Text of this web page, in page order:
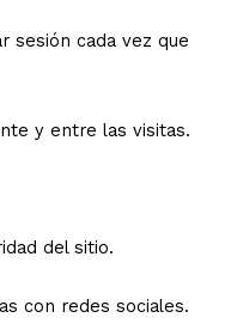
sesión cada vez que
y entre las visitas.
del sitio.
con redes sociales.